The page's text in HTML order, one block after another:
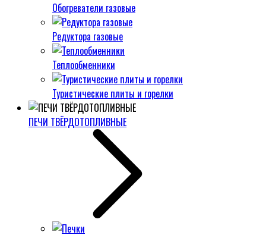
Обогреватели газовые
Редуктора газовые
Теплообменники
Туристические плиты и горелки
ПЕЧИ ТВЁРДОТОПЛИВНЫЕ